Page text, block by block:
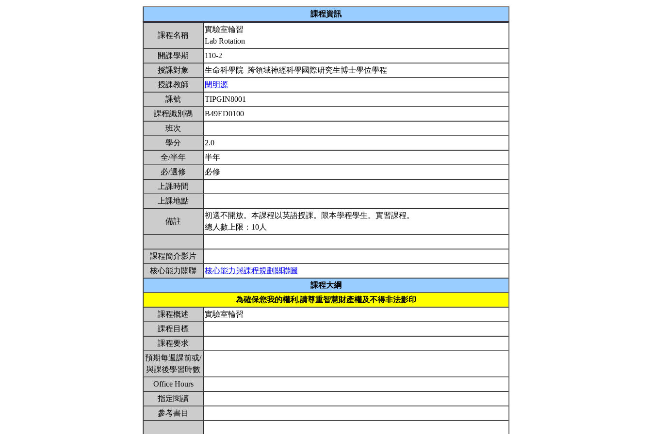
課程資訊
課程名稱
實驗室輪習
Lab Rotation
開課學期
110-2
授課對象
生命科學院 跨領域神經科學國際研究生博士學位學程
授課教師
閔明源
課號
TIPGIN8001
課程識別碼
B49ED0100
班次
學分
2.0
全/半年
半年
必/選修
必修
上課時間
上課地點
備註
初選不開放。本課程以英語授課。限本學程學生。實習課程。
總人數上限：10人
課程簡介影片
核心能力關聯
核心能力與課程規劃關聯圖
課程大綱
為確保您我的權利,請尊重智慧財產權及不得非法影印
課程概述
實驗室輪習
課程目標
課程要求
預期每週課前或/
與課後學習時數
Office Hours
指定閱讀
參考書目